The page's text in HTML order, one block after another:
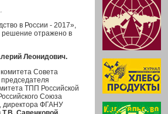
в России - 2017»,
решение отражено в
Леонидович.
Совета
ТПП Российской
Союза
, директора ФГАНУ